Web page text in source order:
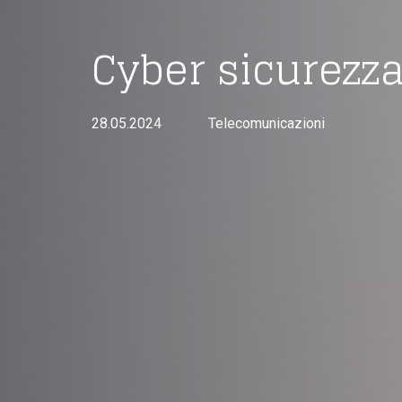
Cyber
28.05.2024 Telecomunicazioni